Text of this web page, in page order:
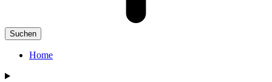
Suchen
Home